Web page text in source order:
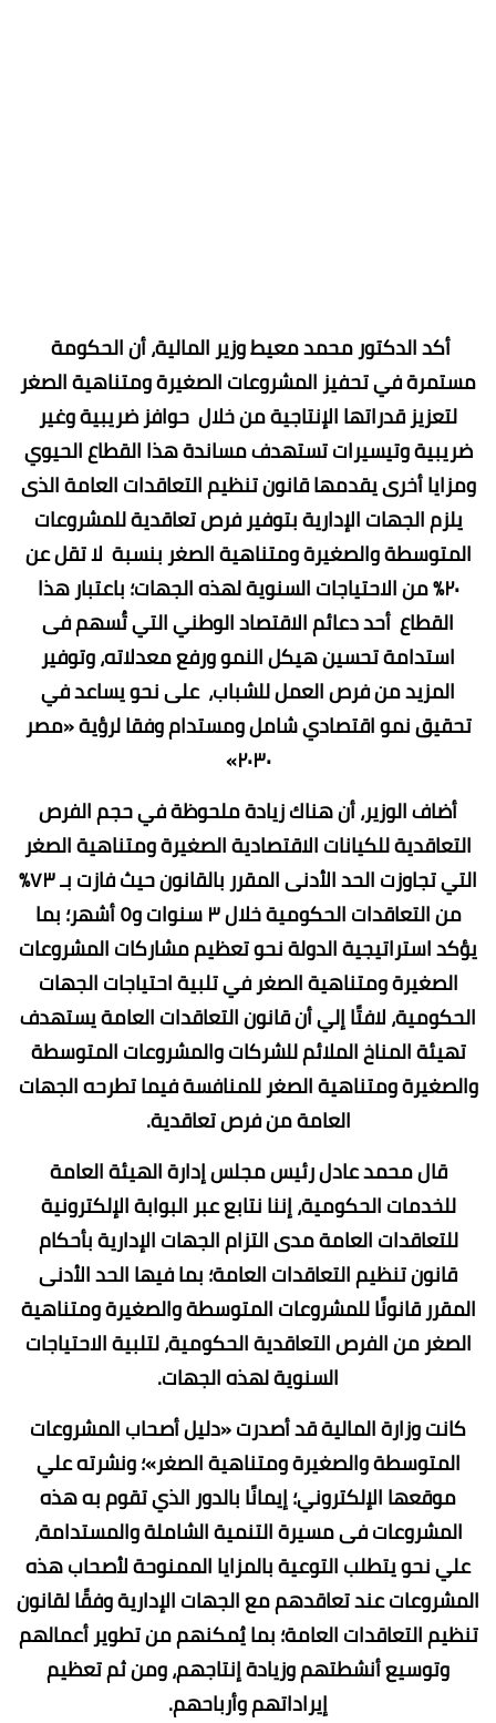
أكد الدكتور محمد معيط وزير المالية، أن الحكومة
مستمرة في تحفيز المشروعات الصغيرة ومتناهية الصغر
لتعزيز قدراتها الإنتاجية من خلال حوافز ضريبية وغير
ضريبية وتيسيرات تستهدف مساندة هذا القطاع الحيوي
ومزايا أخرى يقدمها قانون تنظيم التعاقدات العامة الذى
يلزم الجهات الإدارية بتوفير فرص تعاقدية للمشروعات
المتوسطة والصغيرة ومتناهية الصغر بنسبة لا تقل عن
٢٠٪ من الاحتياجات السنوية لهذه الجهات؛ باعتبار هذا
القطاع أحد دعائم الاقتصاد الوطني التي تُسهم فى
استدامة تحسين هيكل النمو ورفع معدلاته، وتوفير
المزيد من فرص العمل للشباب، على نحو يساعد في
تحقيق نمو اقتصادي شامل ومستدام وفقا لرؤية «مصر
٢٠٣٠»
أضاف الوزير، أن هناك زيادة ملحوظة في حجم الفرص
التعاقدية للكيانات الاقتصادية الصغيرة ومتناهية الصغر
التي تجاوزت الحد الأدنى المقرر بالقانون حيث فازت بـ ٧٣٪
من التعاقدات الحكومية خلال ٣ سنوات و٥ أشهر؛ بما
يؤكد استراتيجية الدولة نحو تعظيم مشاركات المشروعات
الصغيرة ومتناهية الصغر في تلبية احتياجات الجهات
الحكومية، لافتًا إلي أن قانون التعاقدات العامة يستهدف
تهيئة المناخ الملائم للشركات والمشروعات المتوسطة
والصغيرة ومتناهية الصغر للمنافسة فيما تطرحه الجهات
العامة من فرص تعاقدية.
قال محمد عادل رئيس مجلس إدارة الهيئة العامة
للخدمات الحكومية، إننا نتابع عبر البوابة الإلكترونية
للتعاقدات العامة مدى التزام الجهات الإدارية بأحكام
قانون تنظيم التعاقدات العامة؛ بما فيها الحد الأدنى
المقرر قانونًا للمشروعات المتوسطة والصغيرة ومتناهية
الصغر من الفرص التعاقدية الحكومية، لتلبية الاحتياجات
السنوية لهذه الجهات.
كانت وزارة المالية قد أصدرت «دليل أصحاب المشروعات
المتوسطة والصغيرة ومتناهية الصغر»؛ ونشرته علي
موقعها الإلكتروني؛ إيمانًا بالدور الذي تقوم به هذه
المشروعات فى مسيرة التنمية الشاملة والمستدامة،
علي نحو يتطلب التوعية بالمزايا الممنوحة لأصحاب هذه
المشروعات عند تعاقدهم مع الجهات الإدارية وفقًا لقانون
تنظيم التعاقدات العامة؛ بما يُمكنهم من تطوير أعمالهم
وتوسيع أنشطتهم وزيادة إنتاجهم، ومن ثم تعظيم
إيراداتهم وأرباحهم.